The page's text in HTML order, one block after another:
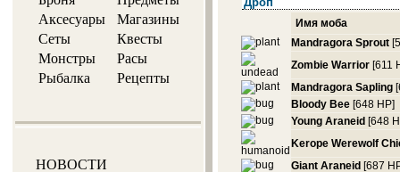
Аксесуары
Магазины
Сеты
Квесты
Монстры
Расы
Рыбалка
Рецепты
НОВОСТИ
Имя моба
Mandragora Sprout
Zombie Warrior [611
Mandragora Sapling
Bloody Bee [648 HP]
Young Araneid [648
Kerope Werewolf
Giant Araneid [687